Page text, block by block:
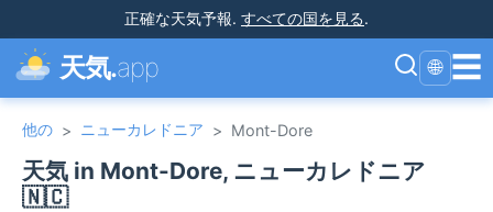
正確な天気予報. すべての国を見る.
天気.app 🌐 ☰
他の > ニューカレドニア > Mont-Dore
天気 in Mont-Dore, ニューカレドニア
🇳🇨